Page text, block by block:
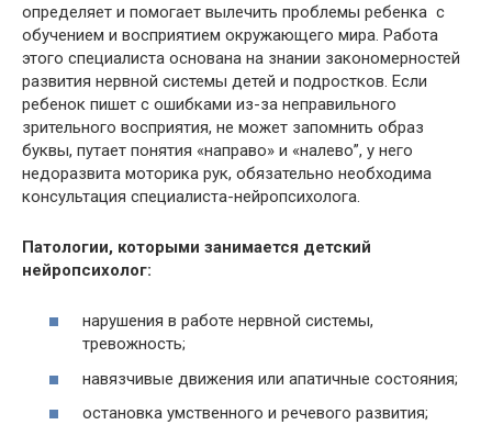
определяет и помогает вылечить проблемы ребенка с
обучением и восприятием окружающего мира. Работа
этого специалиста основана на знании закономерностей
развития нервной системы детей и подростков. Если
ребенок пишет с ошибками из-за неправильного
зрительного восприятия, не может запомнить образ
буквы, путает понятия «направо» и «налево”, у него
недоразвита моторика рук, обязательно необходима
консультация специалиста-нейропсихолога.
Патологии, которыми занимается детский
нейропсихолог:
нарушения в работе нервной системы,
тревожность;
навязчивые движения или апатичные состояния;
остановка умственного и речевого развития;